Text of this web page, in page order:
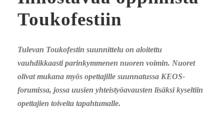
Toukofestiin
Tulevan Toukofestin suunnittelu on aloitettu
vauhdikkaasti parinkymmenen nuoren voimin. Nuoret
olivat mukana myös opettajille suunnatussa KEOS-
forumissa, jossa uusien yhteistyöavausten lisäksi kyseltiin
opettajien toiveita tapahtumalle.